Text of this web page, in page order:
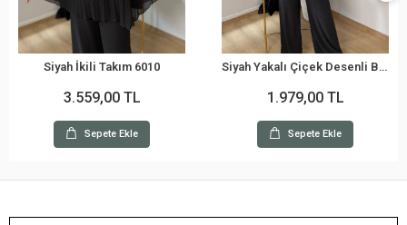
Siyah İkili Takım 6010
3.559,00 TL
Sepete Ekle
Siyah Yakalı Çiçek Desenli Bluz 5125
1.979,00 TL
Sepete Ekle